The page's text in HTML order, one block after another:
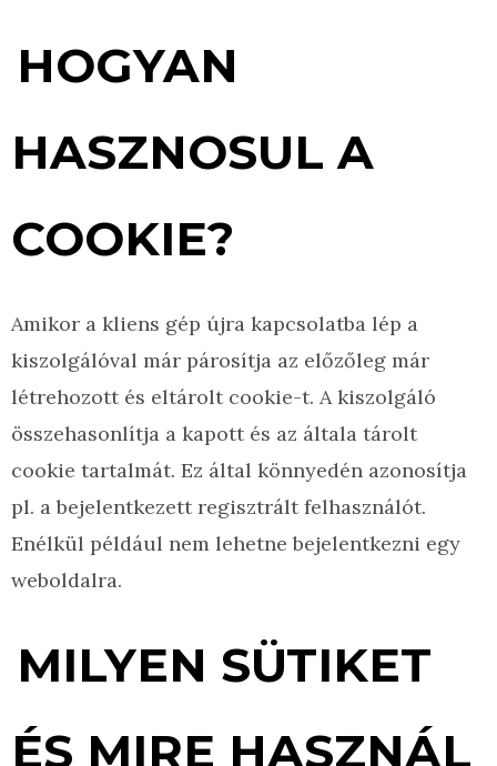
HOGYAN
HASZNOSUL A
COOKIE?
Amikor a kliens gép újra kapcsolatba lép a
kiszolgálóval már párosítja az előzőleg már
létrehozott és eltárolt cookie-t. A kiszolgáló
összehasonlítja a kapott és az általa tárolt
cookie tartalmát. Ez által könnyedén azonosítja
pl. a bejelentkezett regisztrált felhasználót.
Enélkül például nem lehetne bejelentkezni egy
weboldalra.
MILYEN SÜTIKET
ÉS MIRE HASZNÁL